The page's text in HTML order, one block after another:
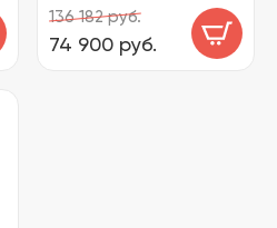
136 182 руб.
74 900 руб.